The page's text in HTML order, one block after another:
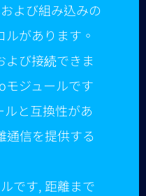
よび組み込みの
ルがあります。
よび接続できま
モジュールです
ルと互換性があ
通信を提供する
です, 距離まで